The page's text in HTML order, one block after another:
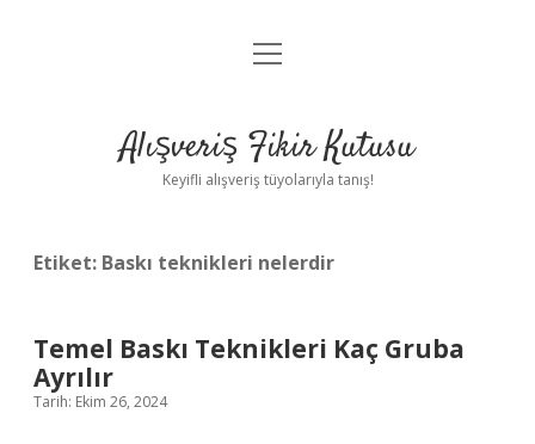
Anasayfa
Yasal Uyarı
menüyü
Alışveriş Fikir Kutusu
Keyifli alışveriş tüyolarıyla tanış!
Etiket: Baskı teknikleri nelerdir
Temel Baskı Teknikleri Kaç Gruba
Ayrılır
Tarih: Ekim 26, 2024